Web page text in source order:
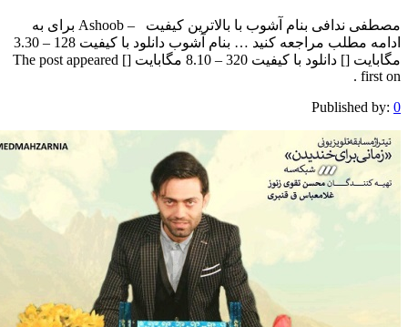
مصطفی ندافی بنام آشوب با بالاترین کیفیت – Ashoob برای به
ادامه مطلب مراجعه کنید … بنام آشوب دانلود با کیفیت 128 – 3.30
مگابایت [] دانلود با کیفیت 320 – 8.10 مگابایت [] The post appeared